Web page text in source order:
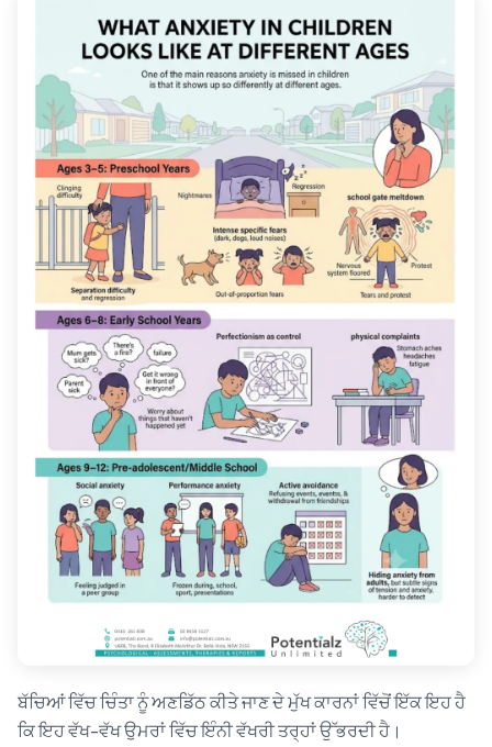
ਬੱਚਿਆਂ ਵਿੱਚ ਚਿੰਤਾ ਨੂੰ ਅਣਡਿੱਠ ਕੀਤੇ ਜਾਣ ਦੇ ਮੁੱਖ ਕਾਰਨਾਂ ਵਿੱਚੋਂ ਇੱਕ ਇਹ ਹੈ
ਕਿ ਇਹ ਵੱਖ-ਵੱਖ ਉਮਰਾਂ ਵਿੱਚ ਇੰਨੀ ਵੱਖਰੀ ਤਰ੍ਹਾਂ ਉੱਭਰਦੀ ਹੈ।